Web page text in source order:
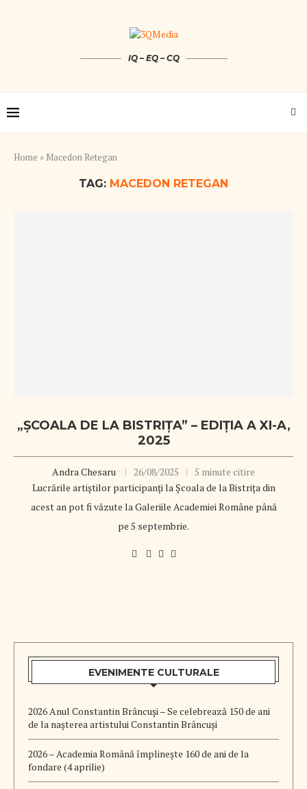
IQ – EQ – CQ
Home » Macedon Retegan
TAG: MACEDON RETEGAN
„ȘCOALA DE LA BISTRIȚA” – EDIȚIA A XI-A,
2025
Andra Chesaru 26/08/2025
5 minute citire
Lucrările artiștilor participanți la Școala de la Bistrița din
acest an pot fi văzute la Galeriile Academiei Române până
pe 5 septembrie.
EVENIMENTE CULTURALE
2026 Anul Constantin Brâncuși – Se celebrează 150 de ani
de la nașterea artistului Constantin Brâncuși
2026 – Academia Română împlinește 160 de ani de la
fondare (4 aprilie)